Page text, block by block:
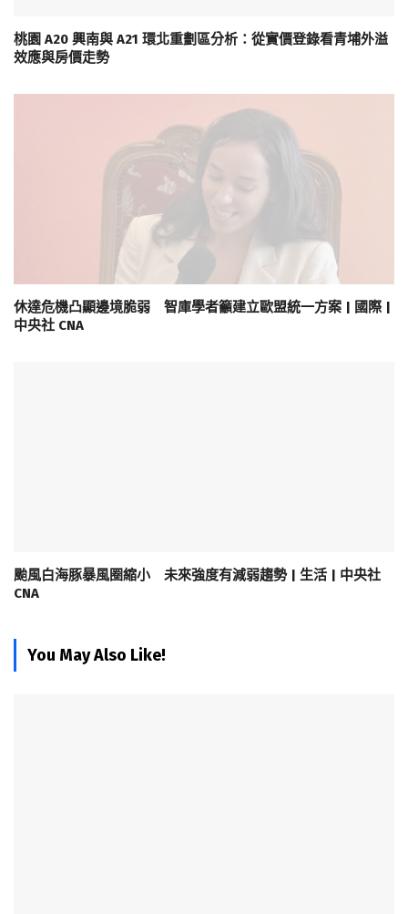
桃園 A20 興南與 A21 環北重劃區分析：從實價登錄看青埔外溢
效應與房價走勢
休達危機凸顯邊境脆弱 智庫學者籲建立歐盟統一方案 | 國際 |
中央社 CNA
颱風白海豚暴風圈縮小 未來強度有減弱趨勢 | 生活 | 中央社
CNA
You May Also Like!